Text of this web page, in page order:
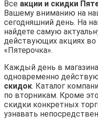
Все акции и скидки
Вашему вниманию на
сегодняшний день. На
найдете самую
действующих акциях во
«Пятерочка».
Каждый день в
одновременно
скидок. Каталог
по вторникам. Кроме
скидки конкретных
узнавать